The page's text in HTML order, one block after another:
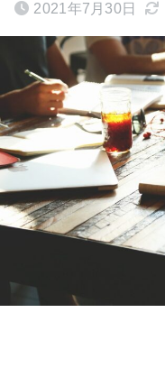
2021年7月30日